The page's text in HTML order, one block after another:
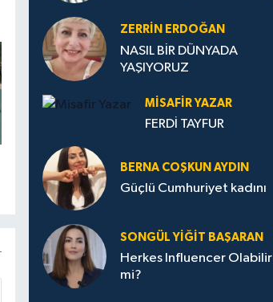
ZERRIN ERDOĞAN
NASIL BİR DÜNYADA
YAŞIYORUZ
MISAFIR YAZAR
FERDİ TAYFUR
BERNA COŞKUN AYDIN
Güçlü Cumhuriyet kadını
SONGÜL YIĞIT BAŞARAN
Herkes Influencer Olabilir
mi?